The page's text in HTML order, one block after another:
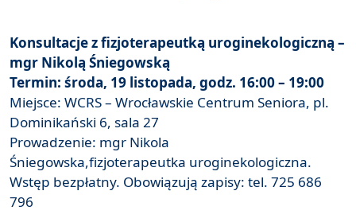
Konsultacje z fizjoterapeutką uroginekologiczną –
mgr Nikolą Śniegowską
Termin: środa, 19 listopada, godz. 16:00 – 19:00
Miejsce: WCRS – Wrocławskie Centrum Seniora, pl.
Dominikański 6, sala 27
Prowadzenie: mgr Nikola
Śniegowska,fizjoterapeutka uroginekologiczna.
Wstęp bezpłatny. Obowiązują zapisy: tel. 725 686
796